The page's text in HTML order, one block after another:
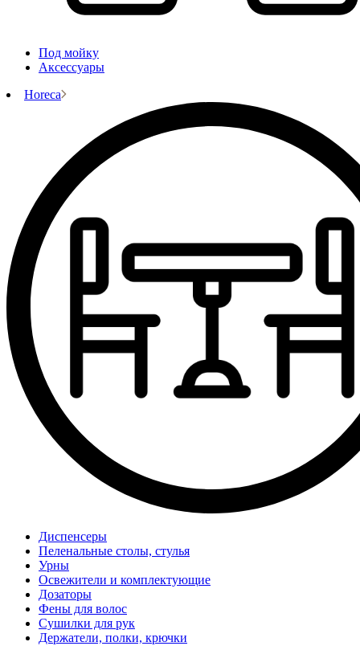
Под мойку
Аксессуары
Horeca
Диспенсеры
Пеленальные столы, стулья
Урны
Освежители и комплектующие
Дозаторы
Фены для волос
Сушилки для рук
Держатели, полки, крючки